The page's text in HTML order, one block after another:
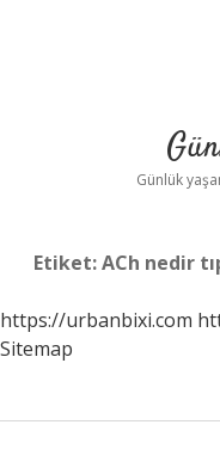
Günlük
Etiket:ACh nedir
https://urbanbixi.com
Sitemap